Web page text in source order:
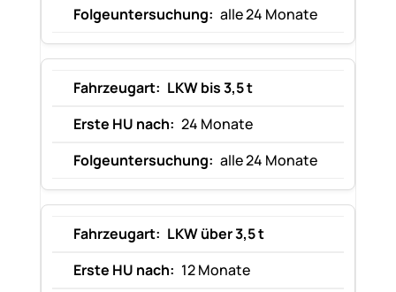
alle 24 Monate
LKW bis 3,5 t
24 Monate
alle 24 Monate
LKW über 3,5 t
12 Monate